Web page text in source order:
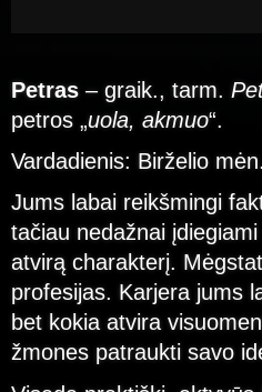
Petras – graik., tarm.
petros „uola, akmuo“.
Vardadienis: Birželio
Jums labai reikšmingi
tačiau nedažnai
atvirą charakterį.
profesijas. Karjera jums
bet kokia atvira
žmones patraukti savo